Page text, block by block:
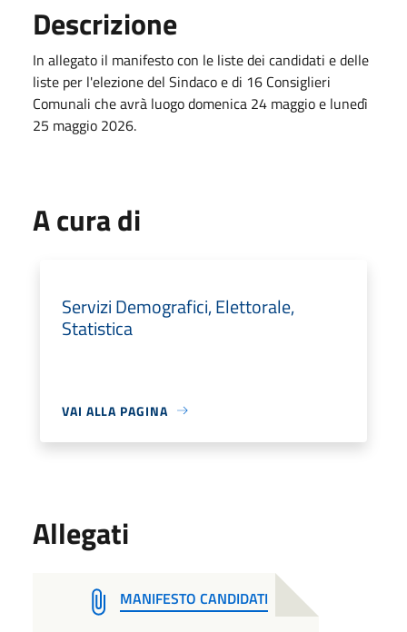
Descrizione
In allegato il manifesto con le liste dei candidati e delle
liste per l'elezione del Sindaco e di 16 Consiglieri
Comunali che avrà luogo domenica 24 maggio e lunedì
25 maggio 2026.
A cura di
Servizi Demografici, Elettorale,
Statistica
VAI ALLA PAGINA
Allegati
MANIFESTO CANDIDATI